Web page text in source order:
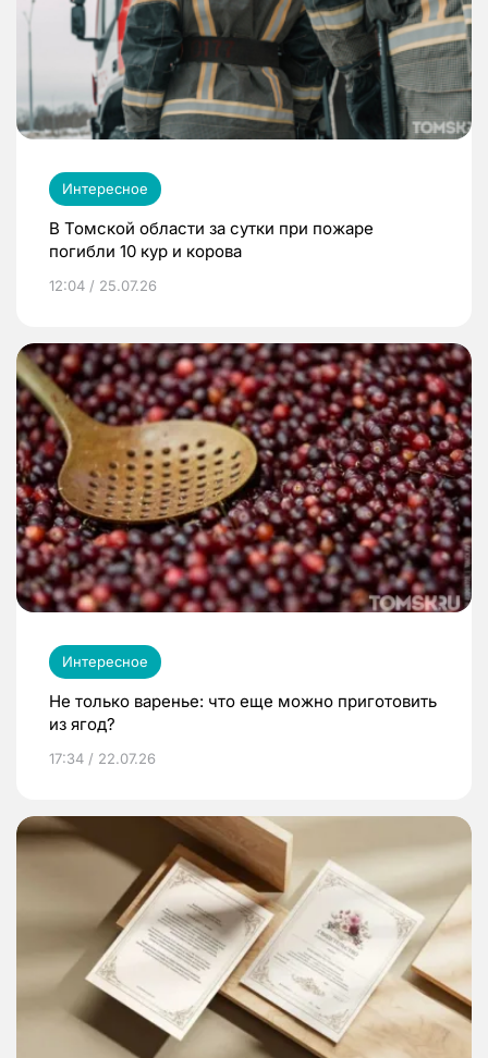
Интересное
В Томской области за сутки при пожаре
погибли 10 кур и корова
12:04 / 25.07.26
Интересное
Не только варенье: что еще можно приготовить
из ягод?
17:34 / 22.07.26